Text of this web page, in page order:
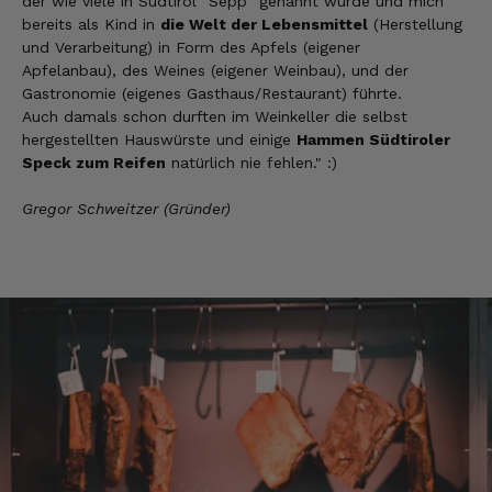
bereits als Kind in die Welt der Lebensmittel (Herstellung
und Verarbeitung) in Form des Apfels (eigener
Apfelanbau), des Weines (eigener Weinbau), und der
Gastronomie (eigenes Gasthaus/Restaurant) führte.
Auch damals schon durften im Weinkeller die selbst
hergestellten Hauswürste und einige Hammen Südtiroler
Speck zum Reifen natürlich nie fehlen." :)
Gregor Schweitzer (Gründer)
Die Produkte finde ich immer wieder sehr
gut, Bestelle sie wieder 😋
Anonym
Verifizierter Kunde
Der Schinken ist unser Favorit. Einfach
Deshalb haben wir einen Vorrat angelegt.
Ulrich Karl
1 A Qualität, preiswert und schnell. Gern
wieder. Danke!
7.8.2026
Stefan